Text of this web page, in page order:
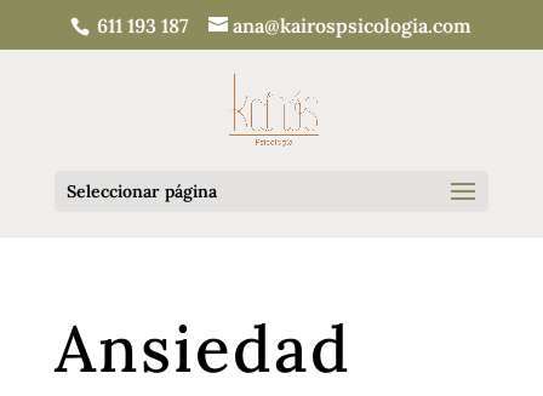
611 193 187 ana@kairospsicologia.com
Seleccionar página
Ansiedad